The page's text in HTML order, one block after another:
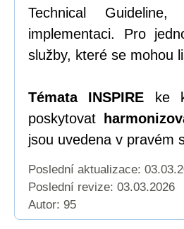
Technical Guideline,
implementaci. Pro
služby, které se mohou
Témata INSPIRE ke
poskytovat
jsou uvedena v pravém
Poslední aktualizace:
Poslední revize: 03.03.2026
Autor: 95